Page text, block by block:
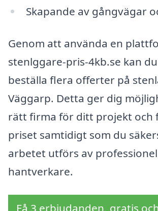
Skapande av gångvägar
Genom att använda en
stenlggare-pris-4kb.se kan
beställa flera offerter på
Väggarp. Detta ger dig
rätt firma för ditt projekt och
priset samtidigt som du
arbetet utförs av
hantverkare.
Få 3 erbjudanden, gratis